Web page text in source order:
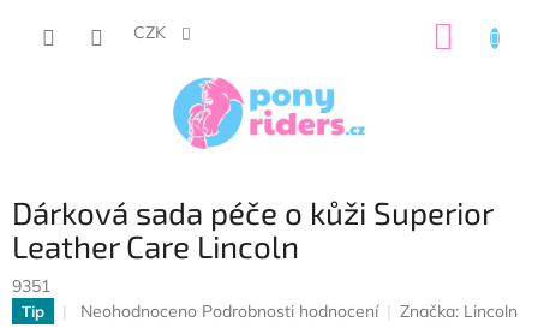
CZK
Dárková sada péče o kůži Superior
Leather Care Lincoln
9351
Tip
Průměrné
Neohodnoceno Podrobnosti hodnocení Značka: Lincoln